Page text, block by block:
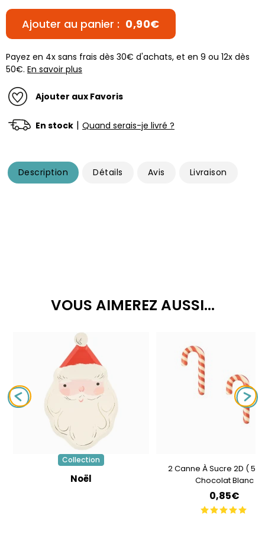
Ajouter au panier : 0,90€
Payez en 4x sans frais dès 30€ d'achats, et en 9 ou 12x dès
50€. En savoir plus
Ajouter aux Favoris
En stock | Quand serais-je livré ?
Description Détails Avis Livraison
VOUS AIMEREZ AUSSI...
Collection
Noël
2 Canne À Sucre 2D ( 5
Chocolat Blanc
0,85€